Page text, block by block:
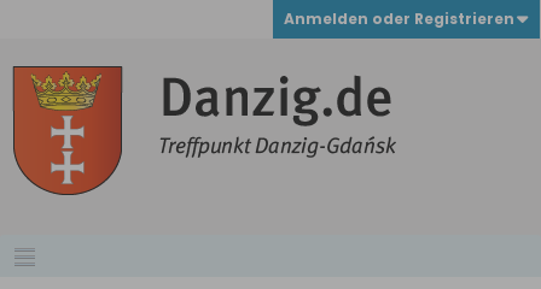
Anmelden oder Registrieren